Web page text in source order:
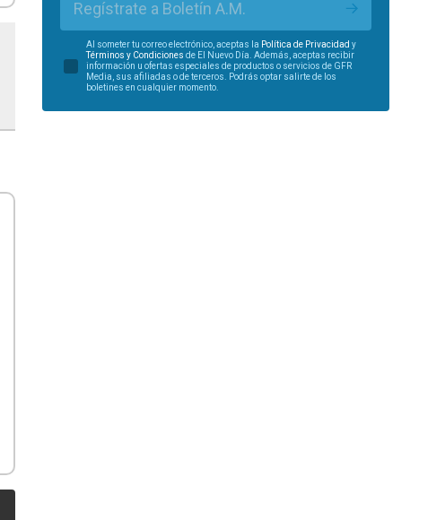
Regístrate a Boletín A.M.
Al someter tu correo electrónico, aceptas la Política de Privacidad y
Términos y Condiciones de El Nuevo Día. Además, aceptas recibir
información u ofertas especiales de productos o servicios de GFR
Media, sus afiliadas o de terceros. Podrás optar salirte de los
boletines en cualquier momento.